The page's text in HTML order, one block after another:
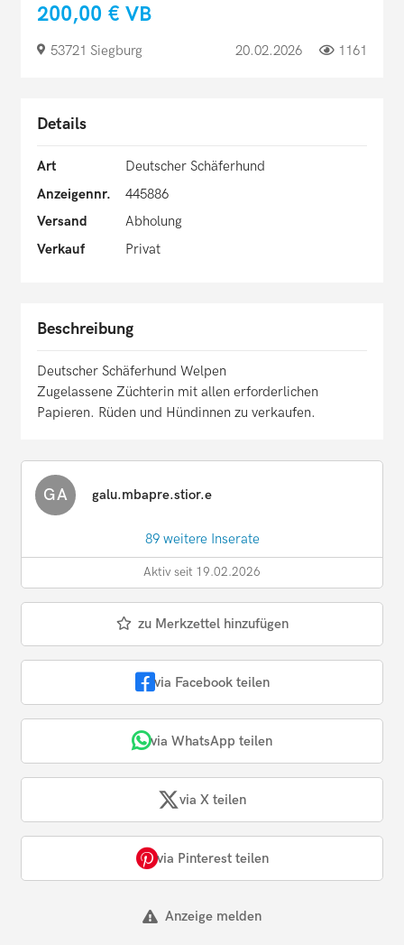
200,00 € VB
53721 Siegburg 20.02.2026 1161
Details
Art
Deutscher Schäferhund
Anzeigennr.
445886
Versand
Abholung
Verkauf
Privat
Beschreibung
Deutscher Schäferhund Welpen
Zugelassene Züchterin mit allen erforderlichen
Papieren. Rüden und Hündinnen zu verkaufen.
GA galu.mbapre.stior.e
89 weitere Inserate
Aktiv seit 19.02.2026
zu Merkzettel hinzufügen
via Facebook teilen
via WhatsApp teilen
via X teilen
via Pinterest teilen
Anzeige melden